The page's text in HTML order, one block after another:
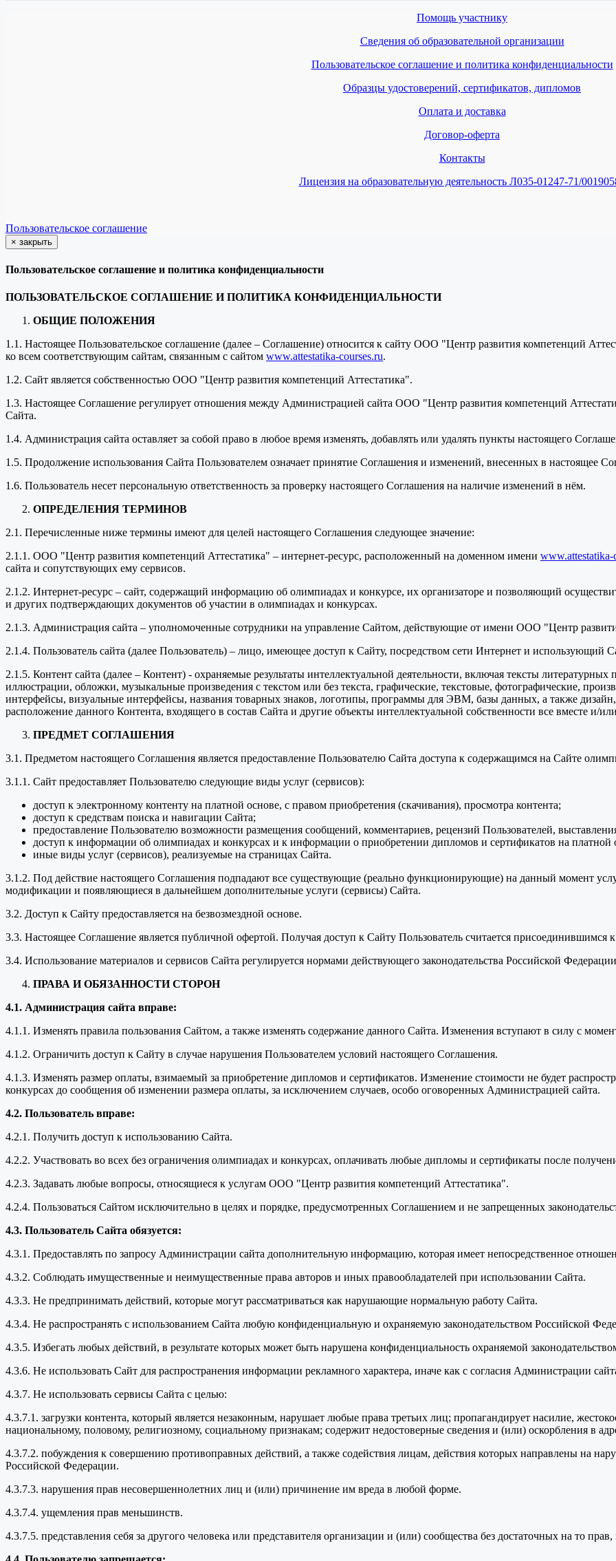
Помощь участнику
Сведения об образовательной организации
Пользовательское соглашение и политика конфиденциальности
Образцы удостоверений, сертификатов, дипломов
Оплата и доставка
Договор-оферта
Контакты
Лицензия на образовательную деятельность Л035-01247-71/
Пользовательское соглашение
× закрыть
Пользовательское соглашение и политика конфиденциальности
ПОЛЬЗОВАТЕЛЬСКОЕ СОГЛАШЕНИЕ И ПОЛИТИКА КОНФИДЕНЦИАЛЬНОСТИ
ОБЩИЕ ПОЛОЖЕНИЯ
1.1. Настоящее Пользовательское соглашение (далее – Соглашение) относится к сайту ООО "Центр развития компетенций
ко всем соответствующим сайтам, связанным с сайтом www.attestatika-courses.ru.
1.2. Сайт является собственностью ООО "Центр развития компетенций Аттестатика".
1.3. Настоящее Соглашение регулирует отношения между Администрацией сайта ООО "Центр развития компетенций
Сайта.
1.4. Администрация сайта оставляет за собой право в любое время изменять, добавлять или удалять пункты настоящего
1.5. Продолжение использования Сайта Пользователем означает принятие Соглашения и изменений, внесенных в настоящее
1.6. Пользователь несет персональную ответственность за проверку настоящего Соглашения на наличие изменений в нём.
ОПРЕДЕЛЕНИЯ ТЕРМИНОВ
2.1. Перечисленные ниже термины имеют для целей настоящего Соглашения следующее значение:
2.1.1. ООО "Центр развития компетенций Аттестатика" – интернет-ресурс, расположенный на доменном имени www.attestatika-
сайта и сопутствующих ему сервисов.
2.1.2. Интернет-ресурс – сайт, содержащий информацию об олимпиадах и конкурсе, их организаторе и позволяющий
и других подтверждающих документов об участии в олимпиадах и конкурсах.
2.1.3. Администрация сайта – уполномоченные сотрудники на управление Сайтом, действующие от имени ООО "Центр
2.1.4. Пользователь сайта (далее Пользователь) – лицо, имеющее доступ к Сайту, посредством сети Интернет и использующий
2.1.5. Контент сайта (далее – Контент) - охраняемые результаты интеллектуальной деятельности, включая тексты
иллюстрации, обложки, музыкальные произведения с текстом или без текста, графические, текстовые, фотографические,
интерфейсы, визуальные интерфейсы, названия товарных знаков, логотипы, программы для ЭВМ, базы данных, а также
расположение данного Контента, входящего в состав Сайта и другие объекты интеллектуальной собственности все вместе и/
ПРЕДМЕТ СОГЛАШЕНИЯ
3.1. Предметом настоящего Соглашения является предоставление Пользователю Сайта доступа к содержащимся на Сайте
3.1.1. Сайт предоставляет Пользователю следующие виды услуг (сервисов):
доступ к электронному контенту на платной основе, с правом приобретения (скачивания), просмотра контента;
доступ к средствам поиска и навигации Сайта;
предоставление Пользователю возможности размещения сообщений, комментариев, рецензий Пользователей,
доступ к информации об олимпиадах и конкурсах и к информации о приобретении дипломов и сертификатов на платной
иные виды услуг (сервисов), реализуемые на страницах Сайта.
3.1.2. Под действие настоящего Соглашения подпадают все существующие (реально функционирующие) на данный момент
модификации и появляющиеся в дальнейшем дополнительные услуги (сервисы) Сайта.
3.2. Доступ к Сайту предоставляется на безвозмездной основе.
3.3. Настоящее Соглашение является публичной офертой. Получая доступ к Сайту Пользователь считается
3.4. Использование материалов и сервисов Сайта регулируется нормами действующего законодательства Российской Федерации
ПРАВА И ОБЯЗАННОСТИ СТОРОН
4.1. Администрация сайта вправе:
4.1.1. Изменять правила пользования Сайтом, а также изменять содержание данного Сайта. Изменения вступают в силу с
4.1.2. Ограничить доступ к Сайту в случае нарушения Пользователем условий настоящего Соглашения.
4.1.3. Изменять размер оплаты, взимаемый за приобретение дипломов и сертификатов. Изменение стоимости не будет
конкурсах до сообщения об изменении размера оплаты, за исключением случаев, особо оговоренных Администрацией сайта.
4.2. Пользователь вправе:
4.2.1. Получить доступ к использованию Сайта.
4.2.2. Участвовать во всех без ограничения олимпиадах и конкурсах, оплачивать любые дипломы и сертификаты после
4.2.3. Задавать любые вопросы, относящиеся к услугам ООО "Центр развития компетенций Аттестатика".
4.2.4. Пользоваться Сайтом исключительно в целях и порядке, предусмотренных Соглашением и не запрещенных
4.3. Пользователь Сайта обязуется:
4.3.1. Предоставлять по запросу Администрации сайта дополнительную информацию, которая имеет непосредственное
4.3.2. Соблюдать имущественные и неимущественные права авторов и иных правообладателей при использовании Сайта.
4.3.3. Не предпринимать действий, которые могут рассматриваться как нарушающие нормальную работу Сайта.
4.3.4. Не распространять с использованием Сайта любую конфиденциальную и охраняемую законодательством Российской
4.3.5. Избегать любых действий, в результате которых может быть нарушена конфиденциальность охраняемой
4.3.6. Не использовать Сайт для распространения информации рекламного характера, иначе как с согласия Администрации
4.3.7. Не использовать сервисы Сайта с целью:
4.3.7.1. загрузки контента, который является незаконным, нарушает любые права третьих лиц; пропагандирует насилие,
национальному, половому, религиозному, социальному признакам; содержит недостоверные сведения и (или) оскорбления в
4.3.7.2. побуждения к совершению противоправных действий, а также содействия лицам, действия которых направлены на
Российской Федерации.
4.3.7.3. нарушения прав несовершеннолетних лиц и (или) причинение им вреда в любой форме.
4.3.7.4. ущемления прав меньшинств.
4.3.7.5. представления себя за другого человека или представителя организации и (или) сообщества без достаточных на то